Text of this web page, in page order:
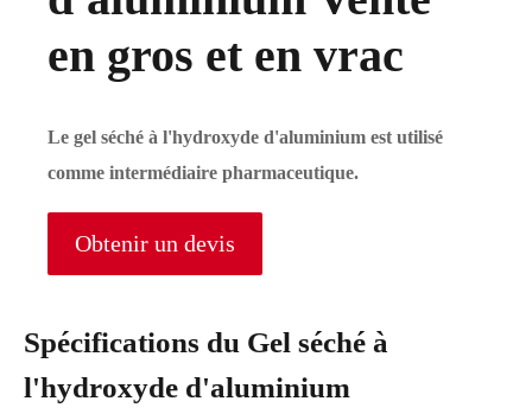
en gros et en vrac
Le gel séché à l'hydroxyde d'aluminium est utilisé
comme intermédiaire pharmaceutique.
Obtenir un devis
Spécifications du Gel séché à
l'hydroxyde d'aluminium